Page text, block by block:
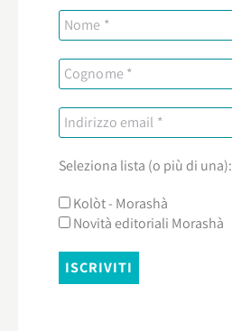
Seleziona lista (o più di una):
Kolòt - Morashà
Novità editoriali Morashà